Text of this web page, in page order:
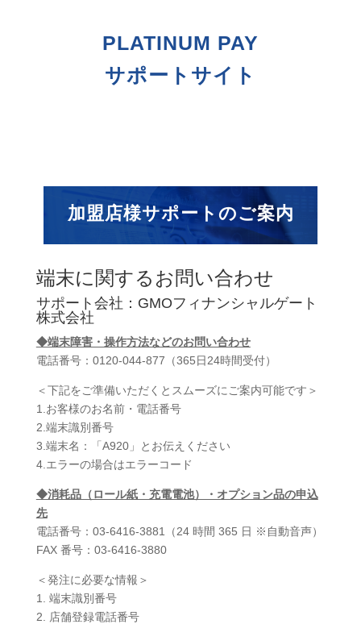
PLATINUM PAY
サポートサイト
加盟店様サポートのご案内
端末に関するお問い合わせ
サポート会社：GMOフィナンシャルゲート
株式会社
◆端末障害・操作方法などのお問い合わせ
電話番号：0120-044-877（365日24時間受付）
＜下記をご準備いただくとスムーズにご案内可能です＞
1.お客様のお名前・電話番号
2.端末識別番号
3.端末名：「A920」とお伝えください
4.エラーの場合はエラーコード
◆消耗品（ロール紙・充電電池）・オプション品の申込
先
電話番号：03-6416-3881（24 時間 365 日 ※自動音声）
FAX 番号：03-6416-3880
＜発注に必要な情報＞
1. 端末識別番号
2. 店舗登録電話番号